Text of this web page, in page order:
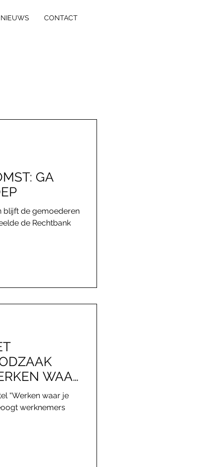
NIEUWS CONTACT
GA
blijft de gemoederen
de Rechtbank
WAAR
“Werken waar je
werknemers